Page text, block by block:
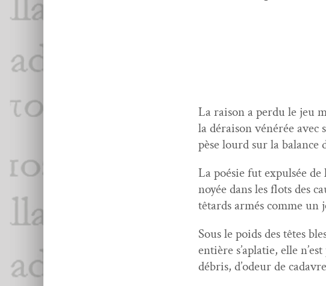
La rai­son a per­du le jeu
la dérai­son vénérée
pèse lourd sur la bal­ance
La poésie fut expul­sée
noyée dans les flots des
têtards armés comme un
Sous le poids des têtes
entière s’aplatie, elle
débris, d’odeur de